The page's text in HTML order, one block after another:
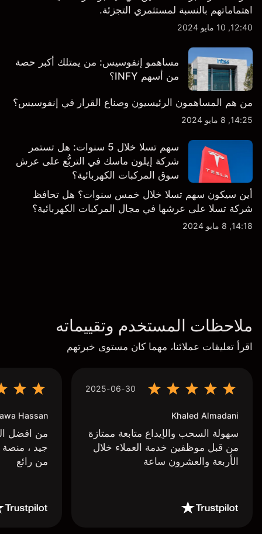
اهتماماتهم بالنسبة لمستثمري التجزئة.
12:40, 10 مايو 2024
مساهمو إنفوسيس: من يمتلك أكبر حصة
من أسهم INFY؟
من هم المساهمون الرئيسيون وصناع القرار في إنفوسيس؟
14:25, 8 مايو 2024
سهم تسلا خلال 5 سنوات: هل تستمر
شركة إيلون ماسك في التربُّع على عرش
سوق المركبات الكهربائية؟
أين سيكون سهم تسلا خلال خمس سنوات؟ هل تحافظ
شركة تسلا على عرشها في مجال المركبات الكهربائية؟
14:18, 8 مايو 2024
ملاحظات المستخدم وتقييماته
اقرأ تعليقات عملائنا، مهما كان مستوى خبرتهم
2025-06-30
Khaled Almadani
سهولة السحب والإيداع متابعة ممتازة
من قبل موظفين خدمة العملاء خلال
الأربعة والعشرون ساعة
Hassan
من افضل
جيد ،
من رائع